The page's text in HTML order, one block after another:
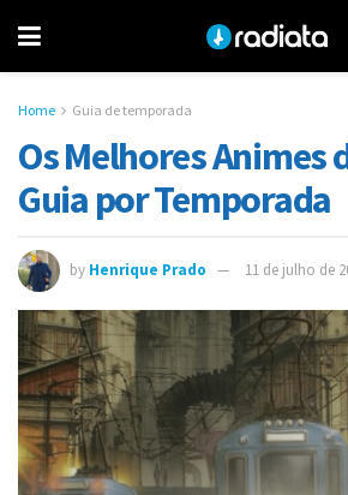
Home Guia de temporada
Os Melhores Animes
Guia por Temporada
by Henrique Prado 11 de julho de